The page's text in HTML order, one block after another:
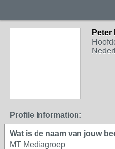
Peter
Profile Information:
Wat is de naam van jouw
MT Mediagroep